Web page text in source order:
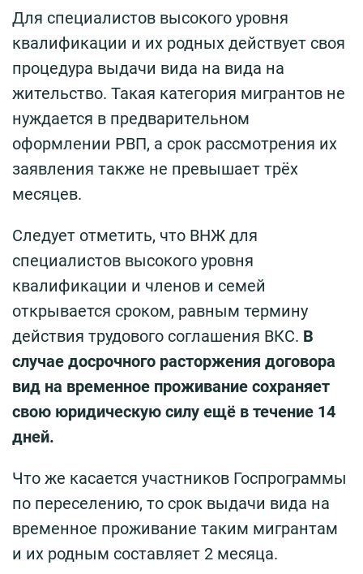
Для специалистов высокого уровня
квалификации и их родных действует своя
процедура выдачи вида на вида на
жительство. Такая категория мигрантов не
нуждается в предварительном
оформлении РВП, а срок рассмотрения их
заявления также не превышает трёх
месяцев.
Следует отметить, что ВНЖ для
специалистов высокого уровня
квалификации и членов и семей
открывается сроком, равным термину
действия трудового соглашения ВКС. В
случае досрочного расторжения договора
вид на временное проживание сохраняет
свою юридическую силу ещё в течение 14
дней.
Что же касается участников Госпрограммы
по переселению, то срок выдачи вида на
временное проживание таким мигрантам
и их родным составляет 2 месяца.